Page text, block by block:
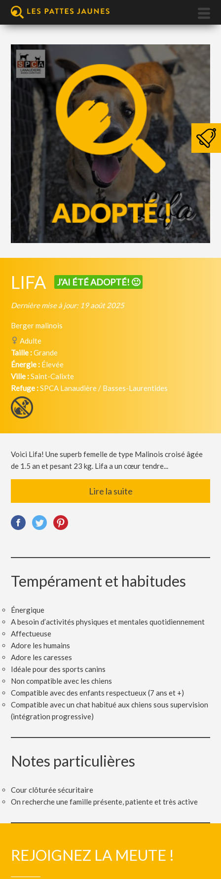
LIFA J'AI ÉTÉ ADOPTÉ! 🙂
Dernière mise à jour: 19 août 2025
Berger malinois
Adulte
Taille :Grande
Énergie : Élevée
Ville :Saint-Calixte
Refuge :SPCA Lanaudière / Basses-Laurentides
Voici Lifa! Une superb femelle de type Malinois croisé âgée
de 1.5 an et pesant 23 kg. Lifa a un cœur tendre...
Lire la suite
Tempérament et habitudes
Énergique
A besoin d’activités physiques et mentales quotidiennement
Affectueuse
Adore les humains
Adore les caresses
Idéale pour des sports canins
Non compatible avec les chiens
Compatible avec des enfants respectueux (7 ans et +)
Compatible avec un chat habitué aux chiens sous supervision
(intégration progressive)
Notes particulières
Cour clôturée sécuritaire
On recherche une famille présente, patiente et très active
REJOIGNEZ LA MEUTE !